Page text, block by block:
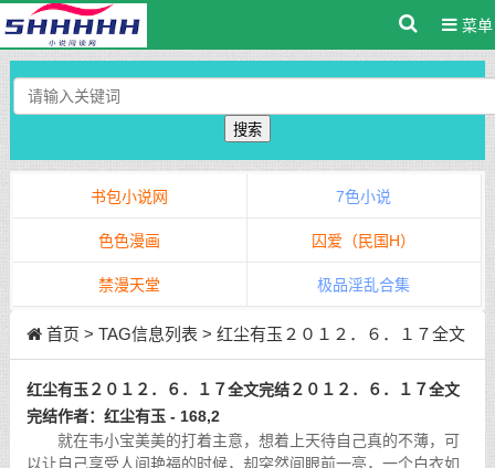
菜单
搜索
书包小说网 7色小说
色色漫画 囚爱（民国H）
禁漫天堂 极品淫乱合集
首页 > TAG信息列表 > 红尘有玉２０１２．６．１７全文
红尘有玉２０１２．６．１７全文完结２０１２．６．１７全文
完结作者：红尘有玉 - 168,2
就在韦小宝美美的打着主意，想着上天待自己真的不薄，可
以让自己享受人间艳福的时候，却突然间眼前一亮，一个白衣如